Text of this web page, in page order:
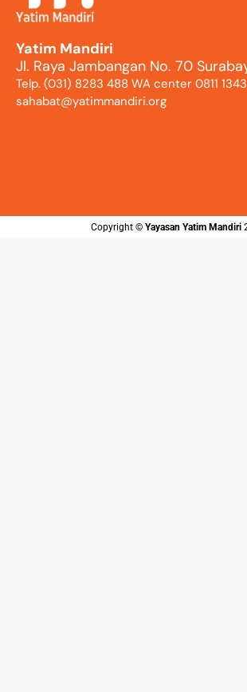
Yatim Mandiri
Jl. Raya Jambangan No. 70
Telp. (031) 8283 488 WA center 0811
sahabat@yatimmandiri.org
Copyright ©️ Yayasan Yatim Mandiri